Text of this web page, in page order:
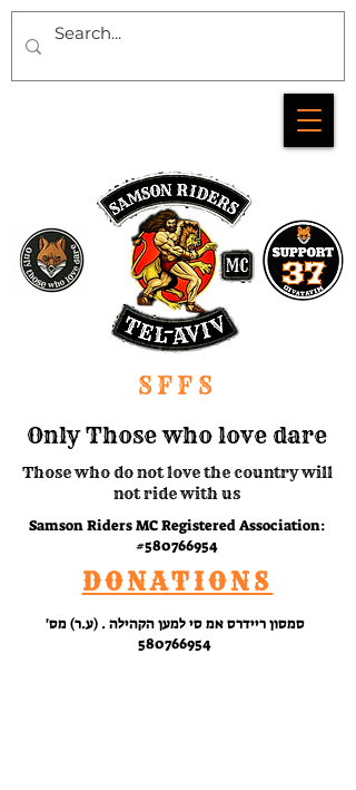
Only Those who love dare
SFFS
Those who do not love the country will
not ride with us
Samson Riders MC Registered Association:
#580766954
DONATIONS
סמסון ריידרס אמ סי למען הקהילה . (ע.ר) מס'
580766954